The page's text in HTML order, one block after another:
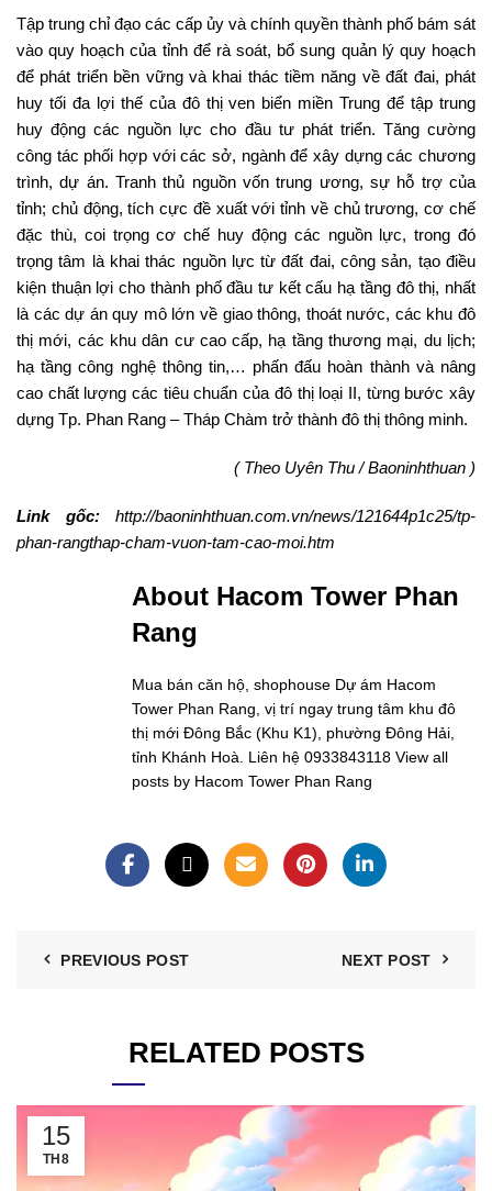
Tập trung chỉ đạo các cấp ủy và chính quyền thành phố bám sát
vào quy hoạch của tỉnh để rà soát, bổ sung quản lý quy hoạch
để phát triển bền vững và khai thác tiềm năng về đất đai, phát
huy tối đa lợi thế của đô thị ven biển miền Trung để tập trung
huy động các nguồn lực cho đầu tư phát triển. Tăng cường
công tác phối hợp với các sở, ngành để xây dựng các chương
trình, dự án. Tranh thủ nguồn vốn trung ương, sự hỗ trợ của
tỉnh; chủ động, tích cực đề xuất với tỉnh về chủ trương, cơ chế
đặc thù, coi trọng cơ chế huy động các nguồn lực, trong đó
trọng tâm là khai thác nguồn lực từ đất đai, công sản, tạo điều
kiện thuận lợi cho thành phố đầu tư kết cấu hạ tầng đô thị, nhất
là các dự án quy mô lớn về giao thông, thoát nước, các khu đô
thị mới, các khu dân cư cao cấp, hạ tầng thương mại, du lịch;
hạ tầng công nghệ thông tin,… phấn đấu hoàn thành và nâng
cao chất lượng các tiêu chuẩn của đô thị loại II, từng bước xây
dựng Tp. Phan Rang – Tháp Chàm trở thành đô thị thông minh.
( Theo Uyên Thu / Baoninhthuan )
Link gốc:http://baoninhthuan.com.vn/news/121644p1c25/tp-
phan-rangthap-cham-vuon-tam-cao-moi.htm
About Hacom Tower Phan
Rang
Mua bán căn hộ, shophouse Dự ám Hacom
Tower Phan Rang, vị trí ngay trung tâm khu đô
thị mới Đông Bắc (Khu K1), phường Đông Hải,
tỉnh Khánh Hoà. Liên hệ 0933843118 View all
posts by Hacom Tower Phan Rang
PREVIOUS POST NEXT POST
RELATED POSTS
15
TH8